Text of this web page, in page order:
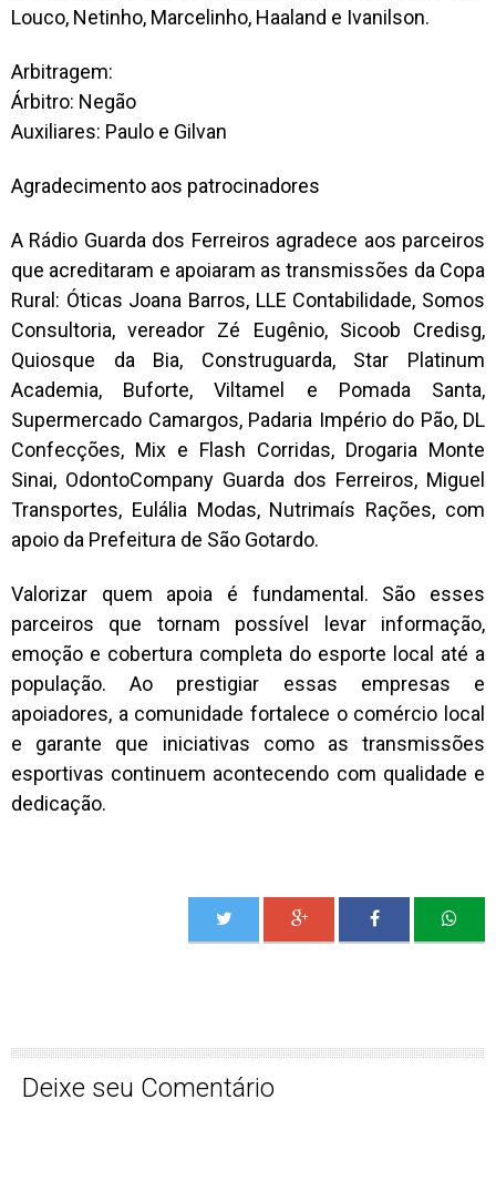
Louco, Netinho, Marcelinho, Haaland e Ivanilson.
Arbitragem:
Árbitro: Negão
Auxiliares: Paulo e Gilvan
Agradecimento aos patrocinadores
A Rádio Guarda dos Ferreiros agradece aos parceiros
que acreditaram e apoiaram as transmissões da Copa
Rural: Óticas Joana Barros, LLE Contabilidade, Somos
Consultoria, vereador Zé Eugênio, Sicoob Credisg,
Quiosque da Bia, Construguarda, Star Platinum
Academia, Buforte, Viltamel e Pomada Santa,
Supermercado Camargos, Padaria Império do Pão, DL
Confecções, Mix e Flash Corridas, Drogaria Monte
Sinai, OdontoCompany Guarda dos Ferreiros, Miguel
Transportes, Eulália Modas, Nutrimaís Rações, com
apoio da Prefeitura de São Gotardo.
Valorizar quem apoia é fundamental. São esses
parceiros que tornam possível levar informação,
emoção e cobertura completa do esporte local até a
população. Ao prestigiar essas empresas e
apoiadores, a comunidade fortalece o comércio local
e garante que iniciativas como as transmissões
esportivas continuem acontecendo com qualidade e
dedicação.
Deixe seu Comentário